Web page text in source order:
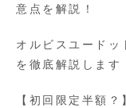
意点を解説！
オルビスユード
を徹底解説します
【初回限定半額